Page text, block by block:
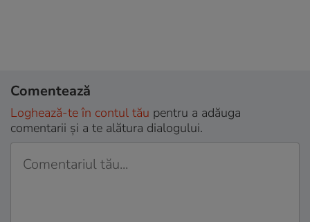
Comentează
Loghează-te în contul tău pentru a adăuga
comentarii și a te alătura dialogului.